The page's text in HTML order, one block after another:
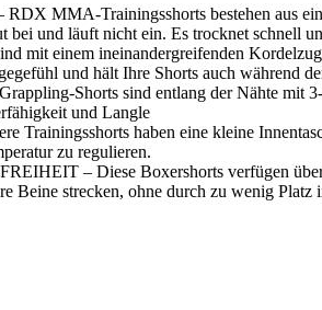
MMA-Trainingsshorts bestehen aus
bei und läuft nicht ein. Es trocknet schnell
einem ineinandergreifenden Kordelzug
und hält Ihre Shorts auch
Shorts sind entlang der Nähte mit
und Langle
haben eine kleine
zu regulieren.
– Diese Boxershorts verfügen
Beine strecken, ohne durch zu wenig